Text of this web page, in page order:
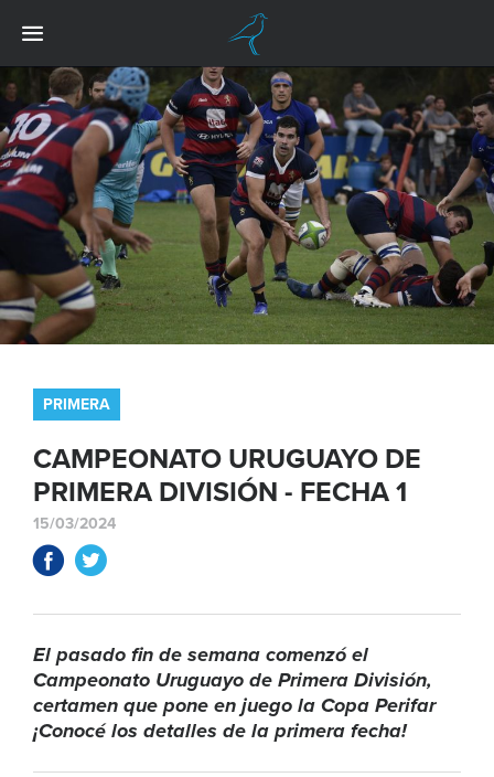
PRIMERA
CAMPEONATO URUGUAYO DE
PRIMERA DIVISIÓN - FECHA 1
15/03/2024
El pasado fin de semana comenzó el
Campeonato Uruguayo de Primera División,
certamen que pone en juego la Copa Perifar
¡Conocé los detalles de la primera fecha!